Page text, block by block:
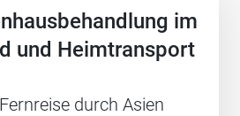
im
und Heimtransport
durch Asien